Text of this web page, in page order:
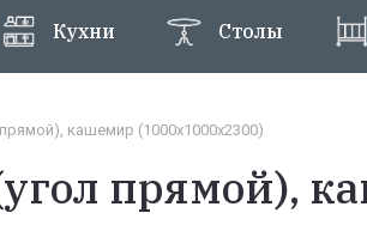
Кухни Столы
кашемир (1000х1000х2300)
прямой),